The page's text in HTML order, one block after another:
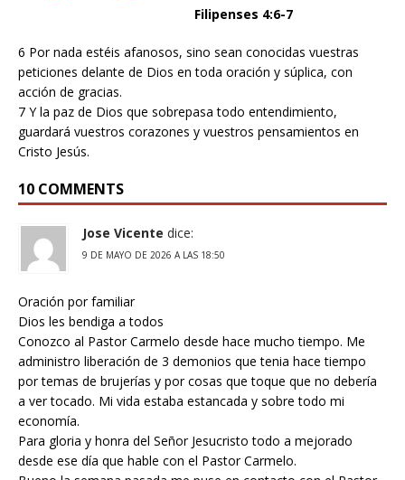
Filipenses 4:6-7
6 Por nada estéis afanosos, sino sean conocidas vuestras
peticiones delante de Dios en toda oración y súplica, con
acción de gracias.
7 Y la paz de Dios que sobrepasa todo entendimiento,
guardará vuestros corazones y vuestros pensamientos en
Cristo Jesús.
10 COMMENTS
Jose Vicente dice:
9 DE MAYO DE 2026 A LAS 18:50
Oración por familiar
Dios les bendiga a todos
Conozco al Pastor Carmelo desde hace mucho tiempo. Me
administro liberación de 3 demonios que tenia hace tiempo
por temas de brujerías y por cosas que toque que no debería
a ver tocado. Mi vida estaba estancada y sobre todo mi
economía.
Para gloria y honra del Señor Jesucristo todo a mejorado
desde ese día que hable con el Pastor Carmelo.